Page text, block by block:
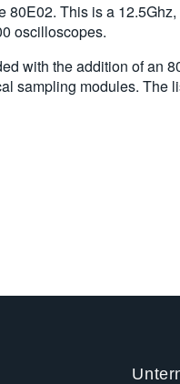
80E02. This is a
oscilloscopes.
with the addition of an
sampling modules. The